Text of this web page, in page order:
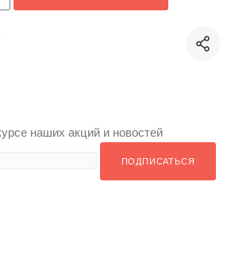
наших акций и новостей
ПОДПИСАТЬСЯ